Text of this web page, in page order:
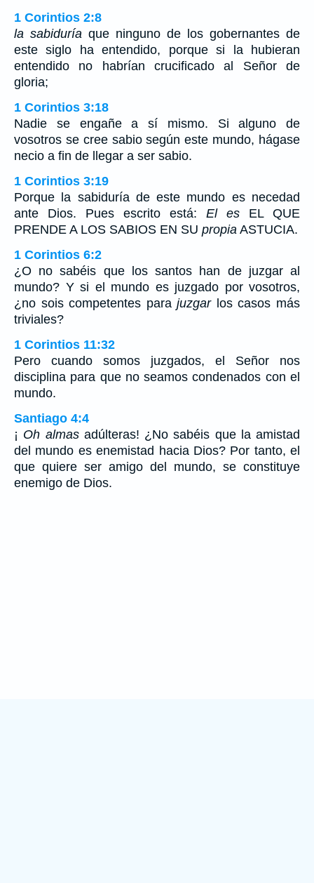
1 Corintios 2:8
la sabiduría que ninguno de los gobernantes de
este siglo ha entendido, porque si la hubieran
entendido no habrían crucificado al Señor de
gloria;
1 Corintios 3:18
Nadie se engañe a sí mismo. Si alguno de
vosotros se cree sabio según este mundo, hágase
necio a fin de llegar a ser sabio.
1 Corintios 3:19
Porque la sabiduría de este mundo es necedad
ante Dios. Pues escrito está: El es EL QUE
PRENDE A LOS SABIOS EN SU propia ASTUCIA.
1 Corintios 6:2
¿O no sabéis que los santos han de juzgar al
mundo? Y si el mundo es juzgado por vosotros,
¿no sois competentes parajuzgarlos casos más
triviales?
1 Corintios 11:32
Pero cuando somos juzgados, el Señor nos
disciplina para que no seamos condenados con el
mundo.
Santiago 4:4
¡ Oh almasadúlteras! ¿No sabéis que la amistad
del mundo es enemistad hacia Dios? Por tanto, el
que quiere ser amigo del mundo, se constituye
enemigo de Dios.